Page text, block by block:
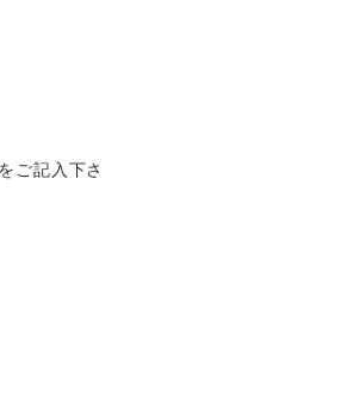
ご記入下さ